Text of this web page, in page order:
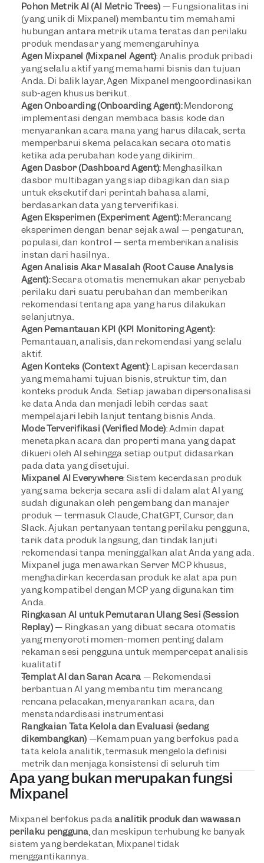
Pohon Metrik AI (AI Metric Trees) — Fungsionalitas ini
(yang unik di Mixpanel) membantu tim memahami
hubungan antara metrik utama teratas dan perilaku
produk mendasar yang memengaruhinya
Agen Mixpanel (Mixpanel Agent): Analis produk pribadi
yang selalu aktif yang memahami bisnis dan tujuan
Anda. Di balik layar, Agen Mixpanel mengoordinasikan
sub-agen khusus berikut.
Agen Onboarding (Onboarding Agent): Mendorong
implementasi dengan membaca basis kode dan
menyarankan acara mana yang harus dilacak, serta
memperbarui skema pelacakan secara otomatis
ketika ada perubahan kode yang dikirim.
Agen Dasbor (Dashboard Agent): Menghasilkan
dasbor multibagan yang siap dibagikan dan siap
untuk eksekutif dari perintah bahasa alami,
berdasarkan data yang terverifikasi.
Agen Eksperimen (Experiment Agent): Merancang
eksperimen dengan benar sejak awal — pengaturan,
populasi, dan kontrol — serta memberikan analisis
instan dari hasilnya.
Agen Analisis Akar Masalah (Root Cause Analysis
Agent): Secara otomatis menemukan akar penyebab
perilaku dari suatu perubahan dan memberikan
rekomendasi tentang apa yang harus dilakukan
selanjutnya.
Agen Pemantauan KPI (KPI Monitoring Agent):
Pemantauan, analisis, dan rekomendasi yang selalu
aktif.
Agen Konteks (Context Agent): Lapisan kecerdasan
yang memahami tujuan bisnis, struktur tim, dan
konteks produk Anda. Setiap jawaban dipersonalisasi
ke data Anda dan menjadi lebih cerdas saat
mempelajari lebih lanjut tentang bisnis Anda.
Mode Terverifikasi (Verified Mode): Admin dapat
menetapkan acara dan properti mana yang dapat
dikueri oleh AI sehingga setiap output didasarkan
pada data yang disetujui.
Mixpanel AI Everywhere: Sistem kecerdasan produk
yang sama bekerja secara asli di dalam alat AI yang
sudah digunakan oleh pengembang dan manajer
produk — termasuk Claude, ChatGPT, Cursor, dan
Slack. Ajukan pertanyaan tentang perilaku pengguna,
tarik data produk langsung, dan tindak lanjuti
rekomendasi tanpa meninggalkan alat Anda yang ada.
Mixpanel juga menawarkan Server MCP khusus,
menghadirkan kecerdasan produk ke alat apa pun
yang kompatibel dengan MCP yang digunakan tim
Anda.
Ringkasan AI untuk Pemutaran Ulang Sesi (Session
Replay) — Ringkasan yang dibuat secara otomatis
yang menyoroti momen-momen penting dalam
rekaman sesi pengguna untuk mempercepat analisis
kualitatif
Templat AI dan Saran Acara — Rekomendasi
berbantuan AI yang membantu tim merancang
rencana pelacakan, menyarankan acara, dan
menstandardisasi instrumentasi
Rangkaian Tata Kelola dan Evaluasi (sedang
dikembangkan) —Kemampuan yang berfokus pada
tata kelola analitik, termasuk mengelola definisi
metrik dan menjaga konsistensi di seluruh tim
Apa yang bukan merupakan fungsi
Mixpanel
Mixpanel berfokus pada analitik produk dan wawasan
perilaku pengguna, dan meskipun terhubung ke banyak
sistem yang berdekatan, Mixpanel tidak
menggantikannya.